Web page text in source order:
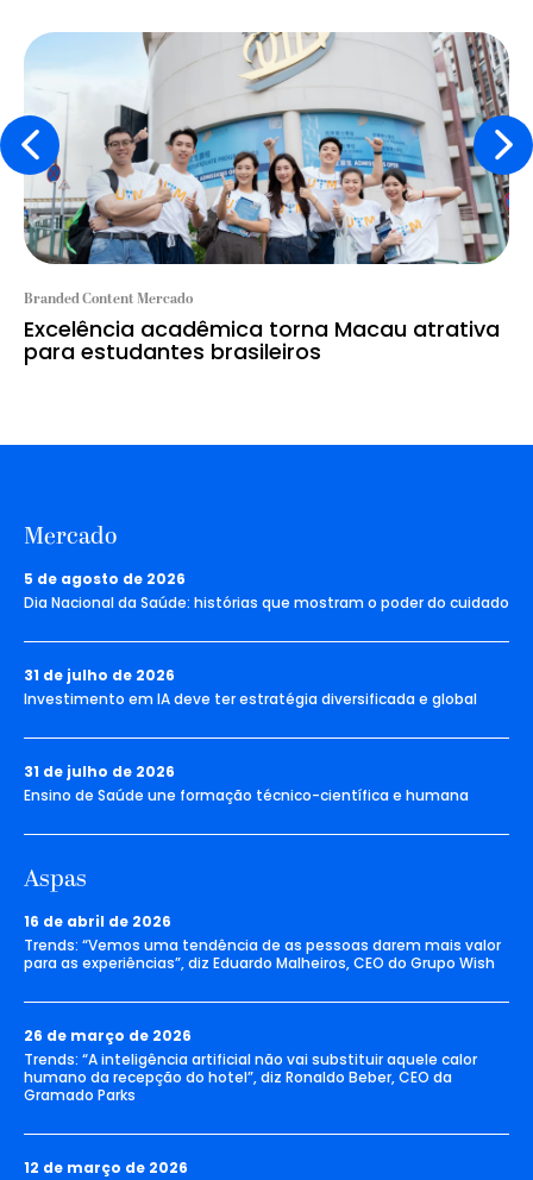
Branded Content Mercado
Excelência acadêmica torna Macau atrativa
para estudantes brasileiros
Mercado
5 de agosto de 2026
Dia Nacional da Saúde: histórias que mostram o poder do cuidado
31 de julho de 2026
Investimento em IA deve ter estratégia diversificada e global
31 de julho de 2026
Ensino de Saúde une formação técnico-científica e humana
Aspas
16 de abril de 2026
Trends: “Vemos uma tendência de as pessoas darem mais valor
para as experiências”, diz Eduardo Malheiros, CEO do Grupo Wish
26 de março de 2026
Trends: “A inteligência artificial não vai substituir aquele calor
humano da recepção do hotel”, diz Ronaldo Beber, CEO da
Gramado Parks
12 de março de 2026